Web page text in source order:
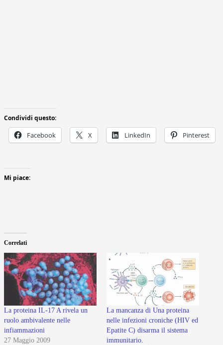
Condividi questo:
Facebook X LinkedIn Pinterest
Mi piace:
Correlati
La proteina IL-17 A rivela un
ruolo ambivalente nelle
infiammazioni
27 Maggio 2009
La mancanza di Una proteina
nelle infezioni croniche (HIV ed
Epatite C) disarma il sistema
immunitario.